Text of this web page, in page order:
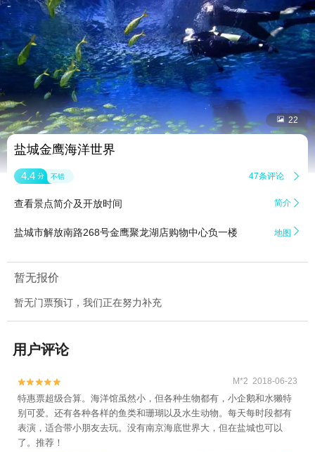
 22
盐城金鹰海洋世界
4.4 分 不错 47条评论 
查看景点简介及开放时间 简介 
盐城市解放南路268号金鹰聚龙湖店购物中心负一楼 地图 
暂无报价
暂无门票预订，我们正在努力补充
用户评论

 M*2 2018-06-23
特惠票超级合算。海洋馆虽然小，但各种生物都有，小企鹅和水獭特
别可爱。还有各种各样的鱼类和珊瑚以及水生动物。每天每时段都有
表演，适合带小朋友去玩。没有南京海底世界大，但在盐城也可以
了。推荐！
